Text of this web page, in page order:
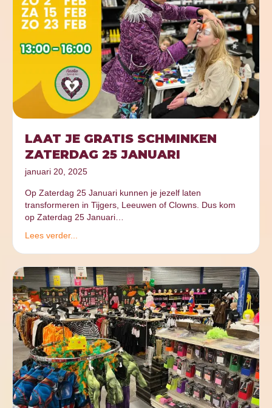
LAAT JE GRATIS SCHMINKEN
ZATERDAG 25 JANUARI
januari 20, 2025
Op Zaterdag 25 Januari kunnen je jezelf laten
transformeren in Tijgers, Leeuwen of Clowns. Dus kom
op Zaterdag 25 Januari…
Lees verder...